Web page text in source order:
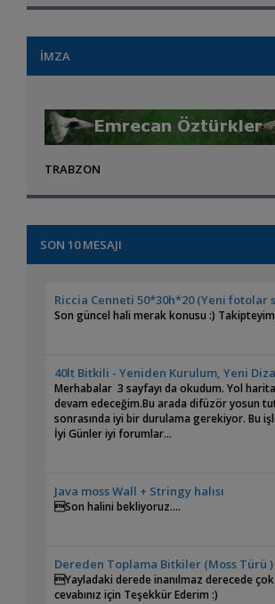
İMZA
TRABZON
SON 10 MESAJI
Riccia Cenneti 50*30h*20 (Yeni fotolar
Son güncel hali merak konusu :) Takipteyim
40lt Bitkili - Yeniden Kurulum, Yeni
Merhabalar 3 sayfayı da okudum. Yol
devam edeceğim.Bu arada difüzör yosun
sonrasında iyi bir durulama gerekiyor. Bu
İyi Günler iyi forumlar...
Java moss Wall + Stringy halısı
Son halini bekliyoruz....
Dereden Toplama Bitkiler (Moss Türü )
Yayladaki derede inanılmaz derecede
cevabınız için Teşekkür Ederim :)